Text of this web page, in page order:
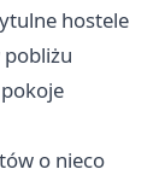
hostele
o nieco